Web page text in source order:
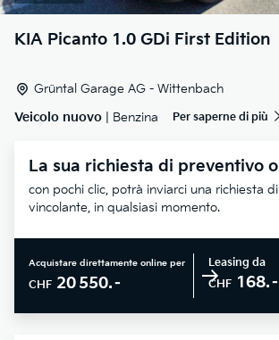
KIA Picanto 1.0 GDi First Edition
Grüntal Garage AG - Wittenbach
Veicolo nuovo | Benzina Per saperne di più
La sua richiesta di preventivo
con pochi clic, potrà inviarci una richiesta
vincolante, in qualsiasi momento.
Acquistare direttamente online per
CHF 20 550.–
Leasing da
CHF 168.–